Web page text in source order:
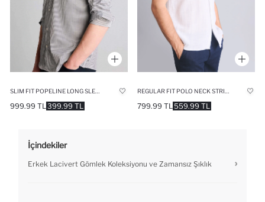
399.99 TL
999.99 TL 559.99 TL
799.99 TL
İçindekiler
Erkek Lacivert Gömlek Koleksiyonu ve Zamansız Şıklık